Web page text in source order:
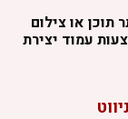
תוכן או צילום
עמוד יצירת
ניווט